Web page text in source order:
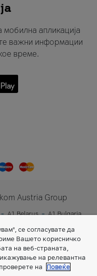
мобилна апликација
важни информации
време.
Austria Group
A1 Belarus
A1 Bulgaria
се согласувате да
Вашето корисничко
на веб-страната,
на релевантна
на
Повеќе